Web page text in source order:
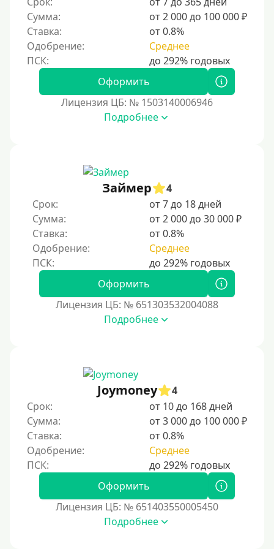
ответственное финансовое поведение поможет
восстановить доверие кредиторов.
Для погашения других кредитов
До зарплаты
Для бизнеса
По военному билету
По водительскому удостоверению
По СНИЛСу
Без СНИЛСа
По паспорту
Без подтверждения дохода
Без справок и поручителей
Без посредников
Процент
Под 1 %
С пролонгацией (продлением)
Под высокий процент
Сумма:
от 2 000 до 100 000 ₽
Ставка:
от 0.8%
Одобрение:
Среднее
Оформить
Лицензия ЦБ: № 1503140006946
Подробнее
Займер
4
Срок:
от 7 до 18 дней
Сумма:
от 2 000 до 30 000 ₽
Ставка:
от 0.8%
Одобрение:
Среднее
Оформить
Лицензия ЦБ: № 651303532004088
Подробнее
Joymoney
4
Срок:
от 10 до 168 дней
Сумма:
от 3 000 до 100 000 ₽
Ставка:
от 0.8%
Одобрение:
Среднее
Оформить
Лицензия ЦБ: № 651403550005450
Подробнее